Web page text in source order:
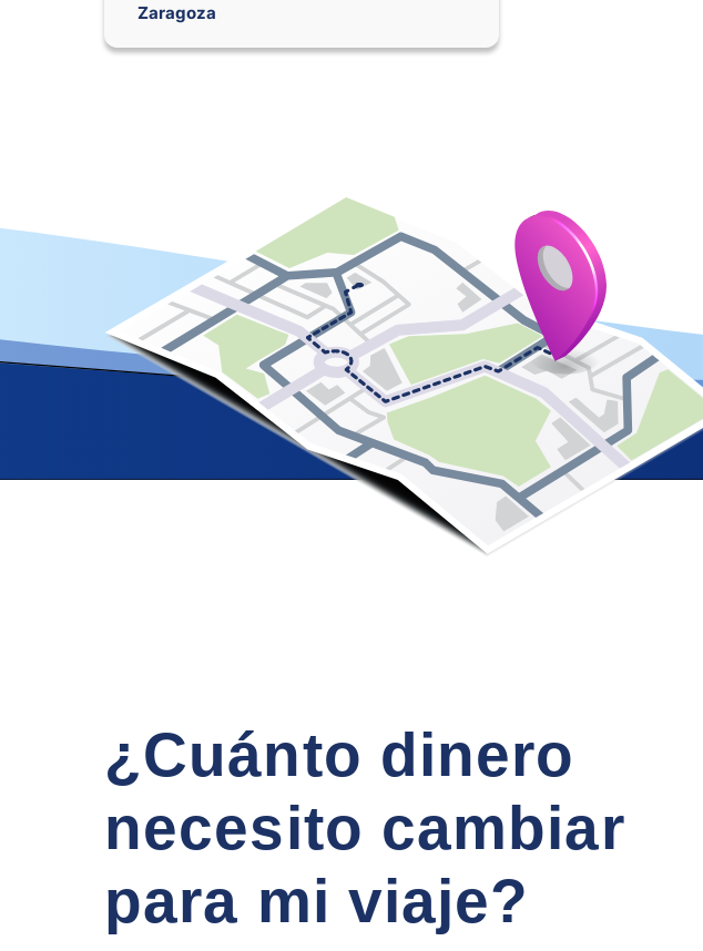
Zaragoza
¿Cuánto dinero
necesito cambiar
para mi viaje?